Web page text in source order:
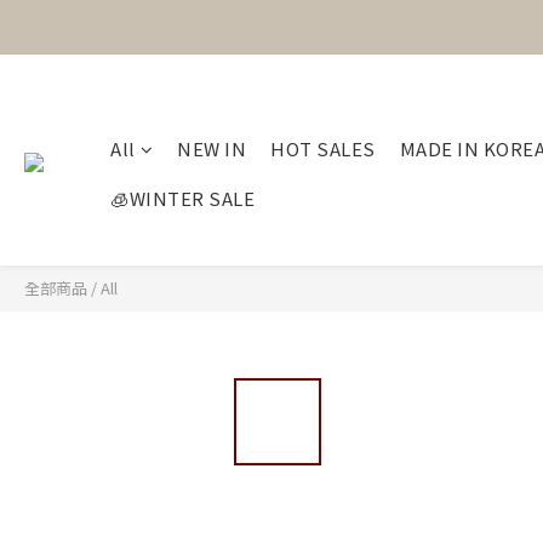
All NEW IN HOT SALES
MADE IN
🧊WINTER SALE
全部商品 /All